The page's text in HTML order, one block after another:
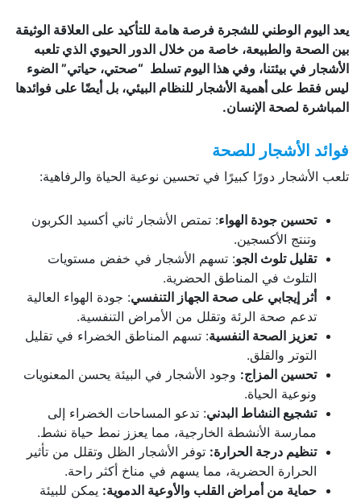
يعد اليوم الوطني للشجرة فرصة هامة للتأكيد على العلاقة الوثيقة
بين الصحة والطبيعة، خاصة من خلال الدور الحيوي الذي تلعبه
الأشجار في بيئتنا، وفي هذا اليوم تسلط “صحتي، حياتي” الضوء
ليس فقط على أهمية الأشجار للنظام البيئي، بل أيضًا على فوائدها
المباشرة لصحة الإنسان.
فوائد الأشجار للصحة
تلعب الأشجار دورًا كبيرًا في تحسين نوعية الحياة والرفاهية:
تحسين جودة الهواء: تمتص الأشجار ثاني أكسيد الكربون
وتنتج الأكسجين.
تقليل تلوث الجو: تسهم الأشجار في خفض مستويات
التلوث في المناطق الحضرية.
أثر إيجابي على صحة الجهاز التنفسي: جودة الهواء العالية
تدعم صحة الرئة وتقلل من الأمراض التنفسية.
تعزيز الصحة النفسية: تسهم المناطق الخضراء في تقليل
التوتر والقلق.
تحسين المزاج: وجود الأشجار في البيئة يحسن المعنويات
ونوعية الحياة.
تشجيع النشاط البدني: تدعو المساحات الخضراء إلى
ممارسة الأنشطة الخارجية، مما يعزز نمط حياة نشط.
تنظيم درجة الحرارة: توفر الأشجار الظل وتقلل من تأثير
الحرارة الحضرية، مما يسهم في مناخ أكثر راحة.
حماية من أمراض القلب والأوعية الدموية: يمكن للبيئة